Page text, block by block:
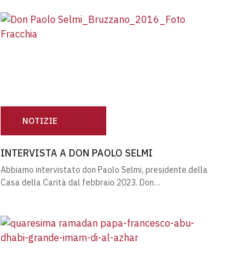
NOTIZIE
INTERVISTA A DON PAOLO SELMI
Abbiamo intervistato don Paolo Selmi, presidente della
Casa della Carità dal febbraio 2023. Don…